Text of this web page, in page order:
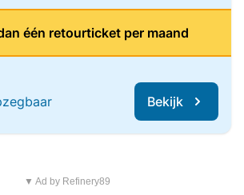
één retourticket per maand
Bekijk
▼ Ad by Refinery89